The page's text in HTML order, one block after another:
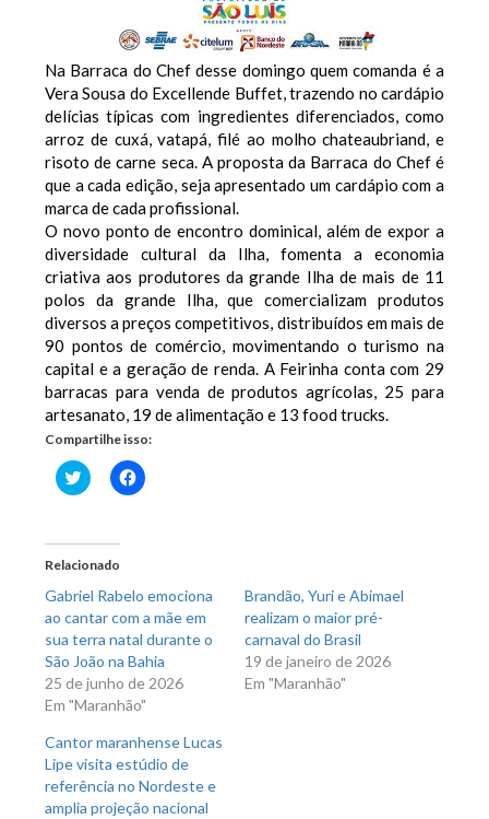
Na Barraca do Chef desse domingo quem comanda é a
Vera Sousa do Excellende Buffet, trazendo no cardápio
delícias típicas com ingredientes diferenciados, como
arroz de cuxá, vatapá, filé ao molho chateaubriand, e
risoto de carne seca. A proposta da Barraca do Chef é
que a cada edição, seja apresentado um cardápio com a
marca de cada profissional.
O novo ponto de encontro dominical, além de expor a
diversidade cultural da Ilha, fomenta a economia
criativa aos produtores da grande Ilha de mais de 11
polos da grande Ilha, que comercializam produtos
diversos a preços competitivos, distribuídos em mais de
90 pontos de comércio, movimentando o turismo na
capital e a geração de renda. A Feirinha conta com 29
barracas para venda de produtos agrícolas, 25 para
artesanato, 19 de alimentação e 13 food trucks.
Compartilhe isso:
Clique
para
em
nova
janela)
Clique
para
Relacionado
Gabriel Rabelo emociona
ao cantar com a mãe em
sua terra natal durante o
São João na Bahia
25 de junho de 2026
Em "Maranhão"
Brandão, Yuri e Abimael
realizam o maior pré-
carnaval do Brasil
19 de janeiro de 2026
Em "Maranhão"
Cantor maranhense Lucas
Lipe visita estúdio de
referência no Nordeste e
amplia projeção nacional